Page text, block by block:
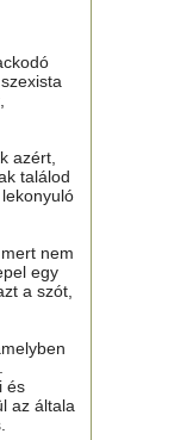
azért,
találod
nem
egy
a szót,
és
az általa